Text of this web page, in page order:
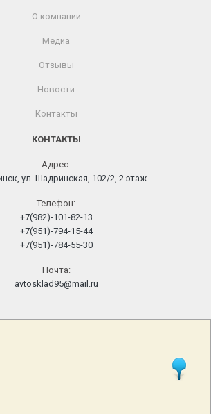
О компании
Медиа
Отзывы
Новости
Контакты
КОНТАКТЫ
Адрес:
ул. Шадринская, 102/2, 2 этаж
Телефон:
+7(982)-101-82-13
+7(951)-794-15-44
+7(951)-784-55-30
Почта:
avtosklad95@mail.ru